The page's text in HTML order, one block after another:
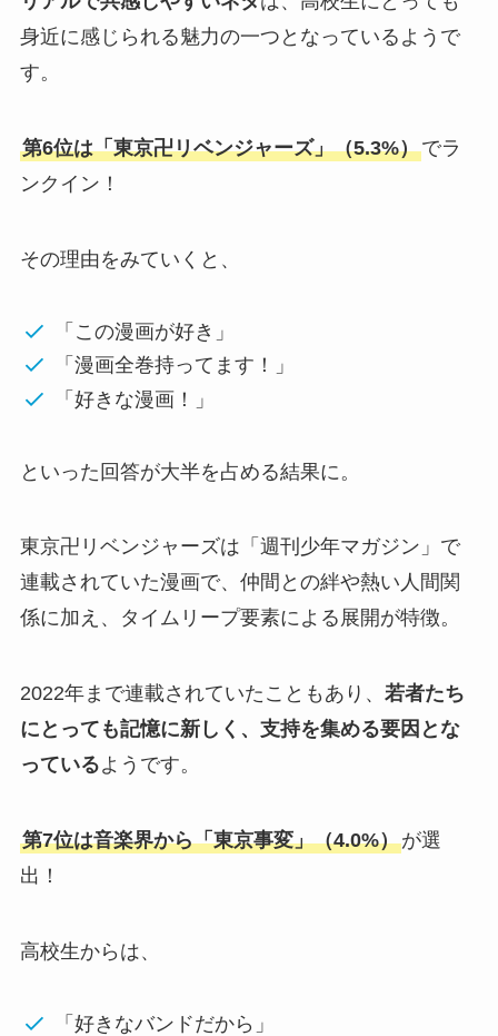
身近に感じられる魅力の一つとなっているようで
す。
第6位は「東京卍リベンジャーズ」（5.3%）でラ
ンクイン！
その理由をみていくと、
「この漫画が好き」
「漫画全巻持ってます！」
「好きな漫画！」
といった回答が大半を占める結果に。
東京卍リベンジャーズは「週刊少年マガジン」で
連載されていた漫画で、仲間との絆や熱い人間関
係に加え、タイムリープ要素による展開が特徴。
2022年まで連載されていたこともあり、 若者たち
にとっても記憶に新しく、支持を集める要因とな
っているようです。
第7位は音楽界から「東京事変」（4.0%）が選
出！
高校生からは、
「好きなバンドだから」